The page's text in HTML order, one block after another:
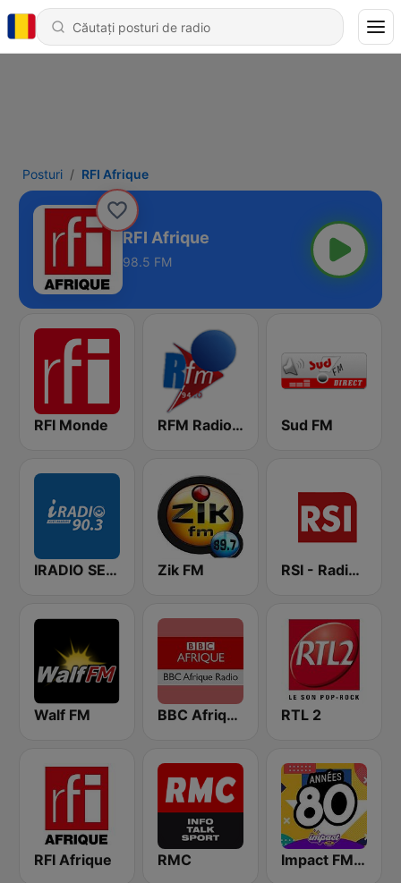
Posturi RFI Afrique
RFI Afrique
98.5 FM
RFI Monde RFM Radio Futurs Medias 94.0 FM Sud FM
IRADIO SENEGAL Zik FM RSI - Radio Sénégal Internationale
Walf FM BBC Afrique RTL 2
RFI Afrique RMC Impact FM - Années 80